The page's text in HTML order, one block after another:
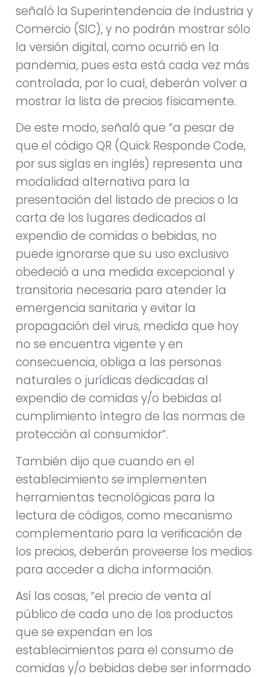
señaló la Superintendencia de Industria y
Comercio (SIC), y no podrán mostrar sólo
la versión digital, como ocurrió en la
pandemia, pues esta está cada vez más
controlada, por lo cual, deberán volver a
mostrar la lista de precios físicamente.
De este modo, señaló que “a pesar de
que el código QR (Quick Responde Code,
por sus siglas en inglés) representa una
modalidad alternativa para la
presentación del listado de precios o la
carta de los lugares dedicados al
expendio de comidas o bebidas, no
puede ignorarse que su uso exclusivo
obedeció a una medida excepcional y
transitoria necesaria para atender la
emergencia sanitaria y evitar la
propagación del virus, medida que hoy
no se encuentra vigente y en
consecuencia, obliga a las personas
naturales o jurídicas dedicadas al
expendio de comidas y/o bebidas al
cumplimiento íntegro de las normas de
protección al consumidor”.
También dijo que cuando en el
establecimiento se implementen
herramientas tecnológicas para la
lectura de códigos, como mecanismo
complementario para la verificación de
los precios, deberán proveerse los medios
para acceder a dicha información.
Así las cosas, “el precio de venta al
público de cada uno de los productos
que se expendan en los
establecimientos para el consumo de
comidas y/o bebidas debe ser informado